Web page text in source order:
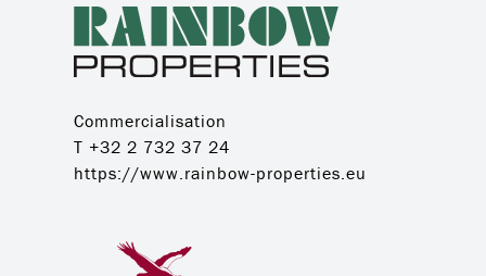
Commercialisation
T +32 2 732 37 24
https://www.rainbow-properties.eu